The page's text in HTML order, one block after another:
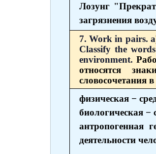
Лозунг
загрязнения
7. Work in pairs.
Classify the
environment.
относятся
словосочетания
физическая −
биологическая −
антропогенная
деятельности